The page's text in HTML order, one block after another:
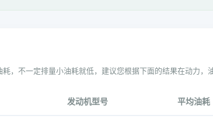
，不一定排量小油耗就低，建议您根据下面的结果在动力
发动机型号 平均油耗